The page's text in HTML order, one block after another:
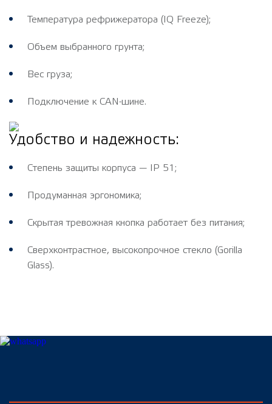
Температура рефрижератора (IQ Freeze);
Объем выбранного грунта;
Вес груза;
Подключение к CAN-шине.
Удобство и надежность:
Степень защиты корпуса — IP 51;
Продуманная эргономика;
Скрытая тревожная кнопка работает без питания;
Сверхконтрастное, высокопрочное стекло (Gorilla
Glass).